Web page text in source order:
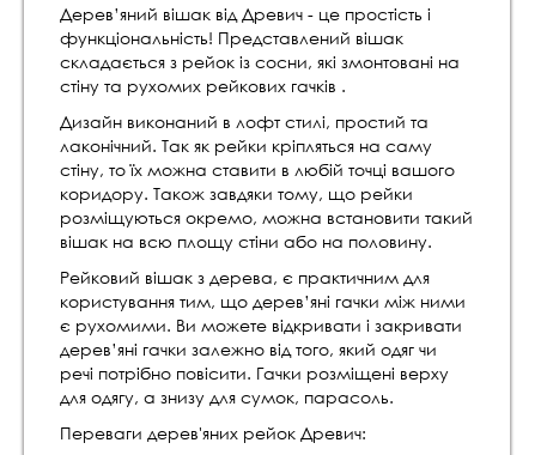
Дерев’яний вішак від Древич - це простість і
функціональність! Представлений вішак
складається з рейок із сосни, які змонтовані на
стіну та рухомих рейкових гачків .
Дизайн виконаний в лофт стилі, простий та
лаконічний. Так як рейки кріпляться на саму
стіну, то їх можна ставити в любій точці вашого
коридору. Також завдяки тому, що рейки
розміщуються окремо, можна встановити такий
вішак на всю площу стіни або на половину.
Рейковий вішак з дерева, є практичним для
користування тим, що дерев’яні гачки між ними
є рухомими. Ви можете відкривати і закривати
дерев’яні гачки залежно від того, який одяг чи
речі потрібно повісити. Гачки розміщені верху
для одягу, а знизу для сумок, парасоль.
Переваги дерев'яних рейок Древич: